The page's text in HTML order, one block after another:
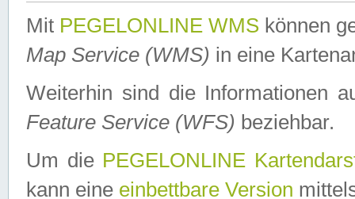
Mit PEGELONLINE WMS können
Map Service (WMS) in eine
Weiterhin sind die Informationen
Feature Service (WFS) beziehbar.
Um die PEGELONLINE
kann eine einbettbare Version